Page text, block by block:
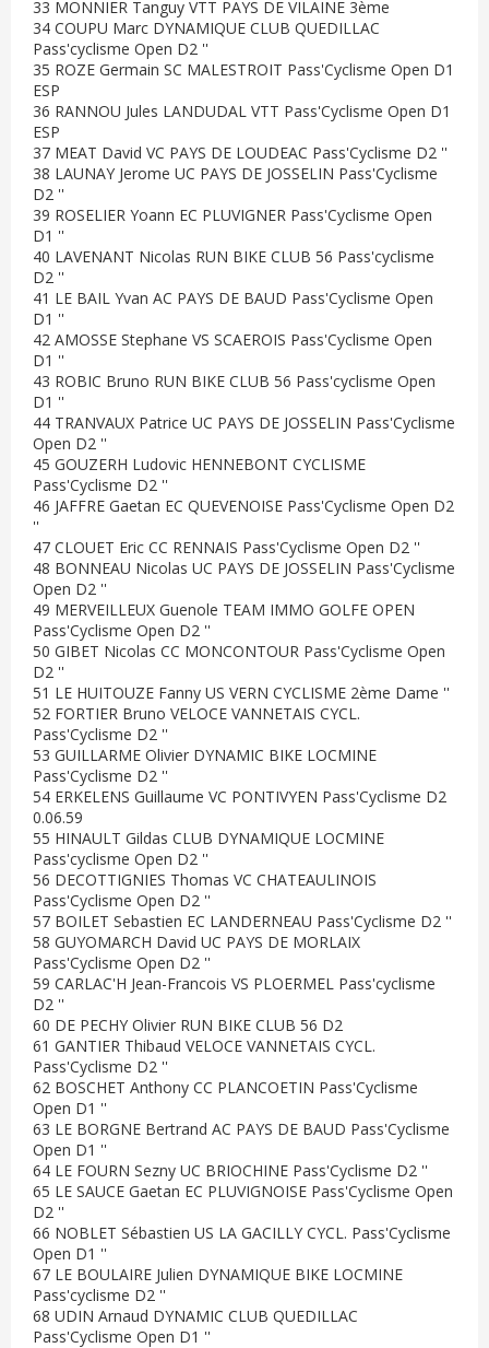
33 MONNIER Tanguy VTT PAYS DE VILAINE 3ème
34 COUPU Marc DYNAMIQUE CLUB QUEDILLAC
Pass'cyclisme Open D2 ''
35 ROZE Germain SC MALESTROIT Pass'Cyclisme Open D1
ESP
36 RANNOU Jules LANDUDAL VTT Pass'Cyclisme Open D1
ESP
37 MEAT David VC PAYS DE LOUDEAC Pass'Cyclisme D2 ''
38 LAUNAY Jerome UC PAYS DE JOSSELIN Pass'Cyclisme
D2 ''
39 ROSELIER Yoann EC PLUVIGNER Pass'Cyclisme Open
D1 ''
40 LAVENANT Nicolas RUN BIKE CLUB 56 Pass'cyclisme
D2 ''
41 LE BAIL Yvan AC PAYS DE BAUD Pass'Cyclisme Open
D1 ''
42 AMOSSE Stephane VS SCAEROIS Pass'Cyclisme Open
D1 ''
43 ROBIC Bruno RUN BIKE CLUB 56 Pass'cyclisme Open
D1 ''
44 TRANVAUX Patrice UC PAYS DE JOSSELIN Pass'Cyclisme
Open D2 ''
45 GOUZERH Ludovic HENNEBONT CYCLISME
Pass'Cyclisme D2 ''
46 JAFFRE Gaetan EC QUEVENOISE Pass'Cyclisme Open D2
''
47 CLOUET Eric CC RENNAIS Pass'Cyclisme Open D2 ''
48 BONNEAU Nicolas UC PAYS DE JOSSELIN Pass'Cyclisme
Open D2 ''
49 MERVEILLEUX Guenole TEAM IMMO GOLFE OPEN
Pass'Cyclisme Open D2 ''
50 GIBET Nicolas CC MONCONTOUR Pass'Cyclisme Open
D2 ''
51 LE HUITOUZE Fanny US VERN CYCLISME 2ème Dame ''
52 FORTIER Bruno VELOCE VANNETAIS CYCL.
Pass'Cyclisme D2 ''
53 GUILLARME Olivier DYNAMIC BIKE LOCMINE
Pass'Cyclisme D2 ''
54 ERKELENS Guillaume VC PONTIVYEN Pass'Cyclisme D2
0.06.59
55 HINAULT Gildas CLUB DYNAMIQUE LOCMINE
Pass'cyclisme Open D2 ''
56 DECOTTIGNIES Thomas VC CHATEAULINOIS
Pass'Cyclisme Open D2 ''
57 BOILET Sebastien EC LANDERNEAU Pass'Cyclisme D2 ''
58 GUYOMARCH David UC PAYS DE MORLAIX
Pass'Cyclisme Open D2 ''
59 CARLAC'H Jean-Francois VS PLOERMEL Pass'cyclisme
D2 ''
60 DE PECHY Olivier RUN BIKE CLUB 56 D2
61 GANTIER Thibaud VELOCE VANNETAIS CYCL.
Pass'Cyclisme D2 ''
62 BOSCHET Anthony CC PLANCOETIN Pass'Cyclisme
Open D1 ''
63 LE BORGNE Bertrand AC PAYS DE BAUD Pass'Cyclisme
Open D1 ''
64 LE FOURN Sezny UC BRIOCHINE Pass'Cyclisme D2 ''
65 LE SAUCE Gaetan EC PLUVIGNOISE Pass'Cyclisme Open
D2 ''
66 NOBLET Sébastien US LA GACILLY CYCL. Pass'Cyclisme
Open D1 ''
67 LE BOULAIRE Julien DYNAMIQUE BIKE LOCMINE
Pass'cyclisme D2 ''
68 UDIN Arnaud DYNAMIC CLUB QUEDILLAC
Pass'Cyclisme Open D1 ''